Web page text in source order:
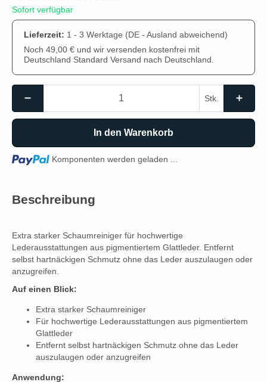
Sofort verfügbar
Lieferzeit: 1 - 3 Werktage (DE - Ausland abweichend)
Noch 49,00 € und wir versenden kostenfrei mit
Deutschland Standard Versand nach Deutschland.
Stk.
In den Warenkorb
Loading... Komponenten werden geladen ...
Beschreibung
Extra starker Schaumreiniger für hochwertige
Lederausstattungen aus pigmentiertem Glattleder. Entfernt
selbst hartnäckigen Schmutz ohne das Leder auszulaugen oder
anzugreifen.
Auf einen Blick:
Extra starker Schaumreiniger
Für hochwertige Lederausstattungen aus pigmentiertem
Glattleder
Entfernt selbst hartnäckigen Schmutz ohne das Leder
auszulaugen oder anzugreifen
Anwendung: